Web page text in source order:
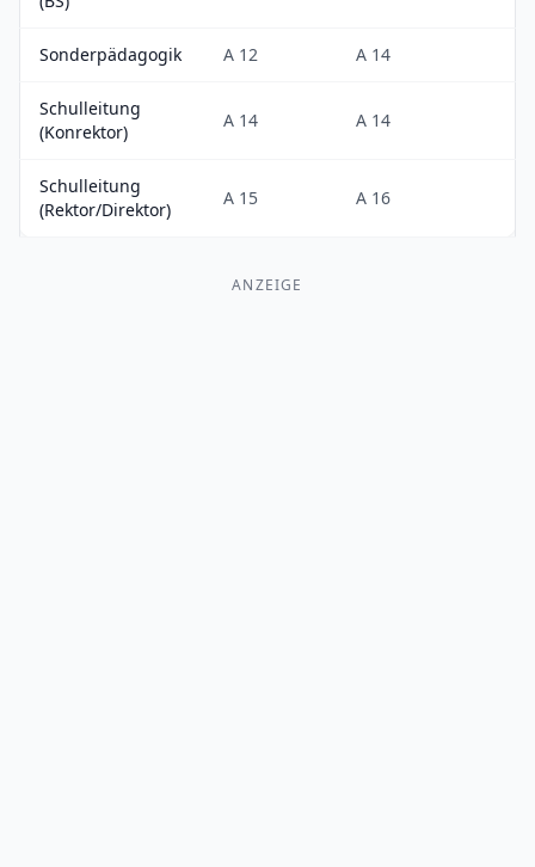
Sonderpädagogik A 12 A 14
Schulleitung
(Konrektor)
A 14 A 14
Schulleitung
(Rektor/Direktor)
A 15 A 16
ANZEIGE